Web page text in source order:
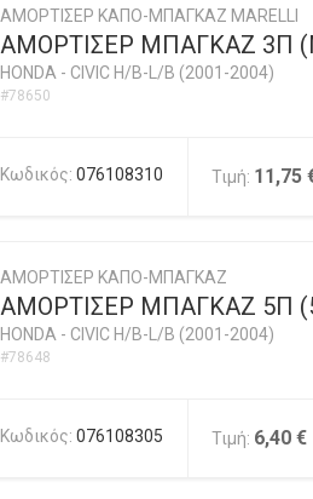
ΑΜΟΡΤΙΣΕΡ ΚΑΠΟ-ΜΠΑΓΚΑΖ MARELLI
ΑΜΟΡΤΙΣΕΡ ΜΠΑΓΚΑΖ 3Π
HONDA - CIVIC H/B-L/B (2001-2004)
#78650
Κωδικός: 076108310 Τιμή: 11,75
ΑΜΟΡΤΙΣΕΡ ΚΑΠΟ-ΜΠΑΓΚΑΖ
ΑΜΟΡΤΙΣΕΡ ΜΠΑΓΚΑΖ 5Π
HONDA - CIVIC H/B-L/B (2001-2004)
#78648
Κωδικός: 076108305 Τιμή: 6,40 €